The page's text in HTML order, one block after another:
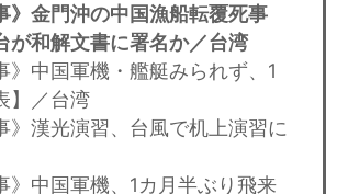
》金門沖の中国漁船転覆死事
が和解文書に署名か／台湾
》中国軍機・艦艇みられず、1
】／台湾
》漢光演習、台風で机上演習に
》中国軍機、1カ月半ぶり飛来